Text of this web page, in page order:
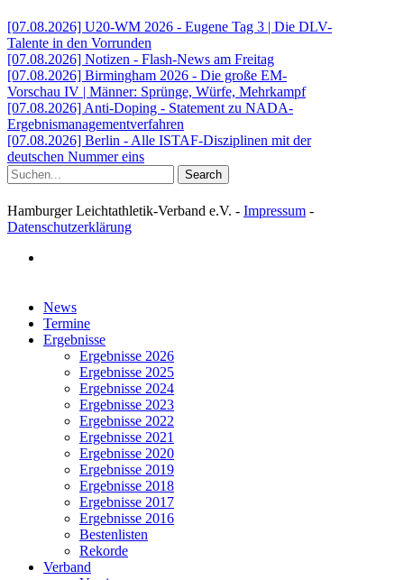
[07.08.2026] U20-WM 2026 - Eugene Tag 3 | Die DLV-
Talente in den Vorrunden
[07.08.2026] Notizen - Flash-News am Freitag
[07.08.2026] Birmingham 2026 - Die große EM-
Vorschau IV | Männer: Sprünge, Würfe, Mehrkampf
[07.08.2026] Anti-Doping - Statement zu NADA-
Ergebnismanagementverfahren
[07.08.2026] Berlin - Alle ISTAF-Disziplinen mit der
deutschen Nummer eins
Search
Hamburger Leichtathletik-Verband e.V. - Impressum -
Datenschutzerklärung
Close
Menu
News
Termine
Ergebnisse
Ergebnisse 2026
Ergebnisse 2025
Ergebnisse 2024
Ergebnisse 2023
Ergebnisse 2022
Ergebnisse 2021
Ergebnisse 2020
Ergebnisse 2019
Ergebnisse 2018
Ergebnisse 2017
Ergebnisse 2016
Bestenlisten
Rekorde
Verband